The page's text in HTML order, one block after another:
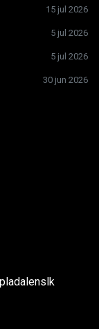
15 jul 2026
5 jul 2026
5 jul 2026
30 jun 2026